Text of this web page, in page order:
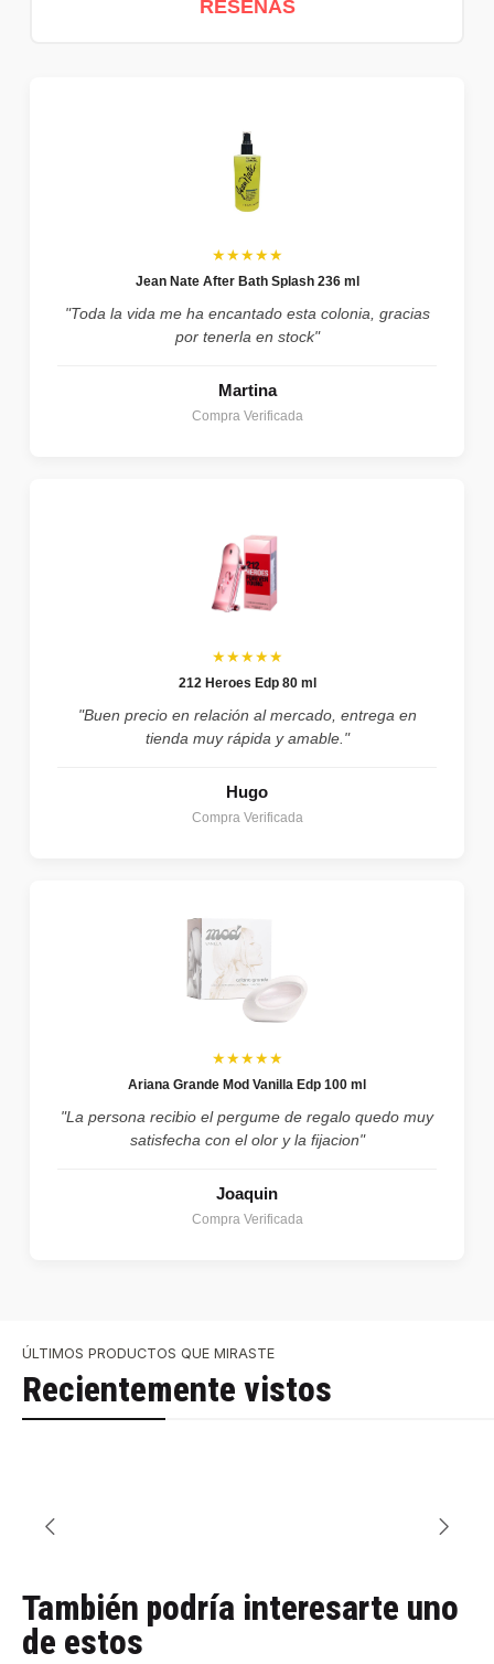
RESEÑAS
★★★★★
Jean Nate After Bath Splash 236 ml
"Toda la vida me ha encantado esta colonia, gracias
por tenerla en stock"
Martina
Compra Verificada
★★★★★
212 Heroes Edp 80 ml
"Buen precio en relación al mercado, entrega en
tienda muy rápida y amable."
Hugo
Compra Verificada
★★★★★
Ariana Grande Mod Vanilla Edp 100 ml
"La persona recibio el pergume de regalo quedo muy
satisfecha con el olor y la fijacion"
Joaquin
Compra Verificada
ÚLTIMOS PRODUCTOS QUE MIRASTE
Recientemente vistos
También podría interesarte uno
de estos